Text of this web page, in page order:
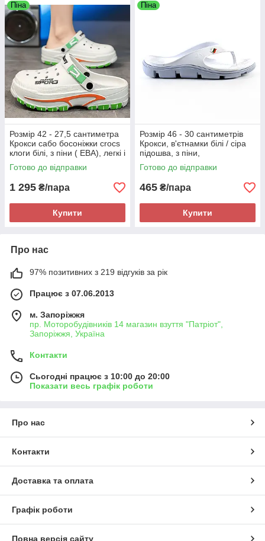
Піна
Розмір 42 - 27,5 сантиметра
Крокси сабо босоніжки crocs
клоги білі, з піни ( ЕВА), легкі і
зручні
Готово до відправки
1 295 ₴/пара
Купити
Піна
Розмір 46 - 30 сантиметрів
Крокси, в'єтнамки білі / сіра
підошва, з піни,
повнорозмірні JoAm 118314
Готово до відправки
465 ₴/пара
Купити
Про нас
97% позитивних з 219 відгуків за рік
Працює з 07.06.2013
м. Запоріжжя
пр. Моторобудівників 14 магазин взуття "Патріот",
Запоріжжя, Україна
Контакти
Сьогодні працює з 10:00 до 20:00
Показати весь графік роботи
Про нас
Контакти
Доставка та оплата
Графік роботи
Повна версія сайту